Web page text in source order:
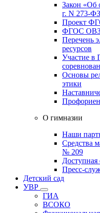
Закон «Об
г. N 273-ФЗ
Проект
ФГОС
Перечень
ресурсов
Участие в
Основы
этики
О гимназии
Наши
Средства
№ 209
Доступная
Пресс-
Детский сад
УВР
ГИА
ВСОКО